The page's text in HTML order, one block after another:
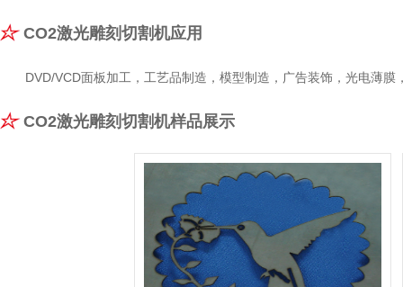
CO2激光雕刻切割机应用
DVD/VCD面板加工，工艺品制造，模型制造，广告装饰，光电薄
CO2激光雕刻切割机样品展示